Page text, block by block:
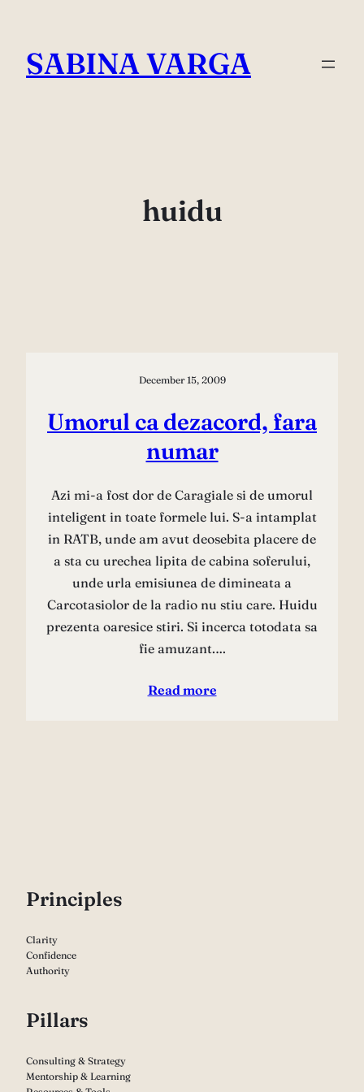
content
SABINA VARGA
huidu
December 15, 2009
Umorul ca dezacord, fara
numar
Azi mi-a fost dor de Caragiale si de umorul
inteligent in toate formele lui. S-a intamplat
in RATB, unde am avut deosebita placere de
a sta cu urechea lipita de cabina soferului,
unde urla emisiunea de dimineata a
Carcotasiolor de la radio nu stiu care. Huidu
prezenta oaresice stiri. Si incerca totodata sa
fie amuzant.…
Read more
Principles
Clarity
Confidence
Authority
Pillars
Consulting & Strategy
Mentorship & Learning